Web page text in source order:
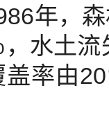
年，
水土
盖率由